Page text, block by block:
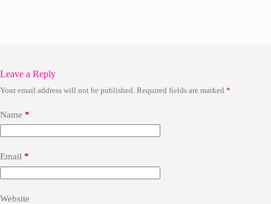
Leave a Reply
Your email address will not be published. Required fields are marked *
Name *
Email *
Website